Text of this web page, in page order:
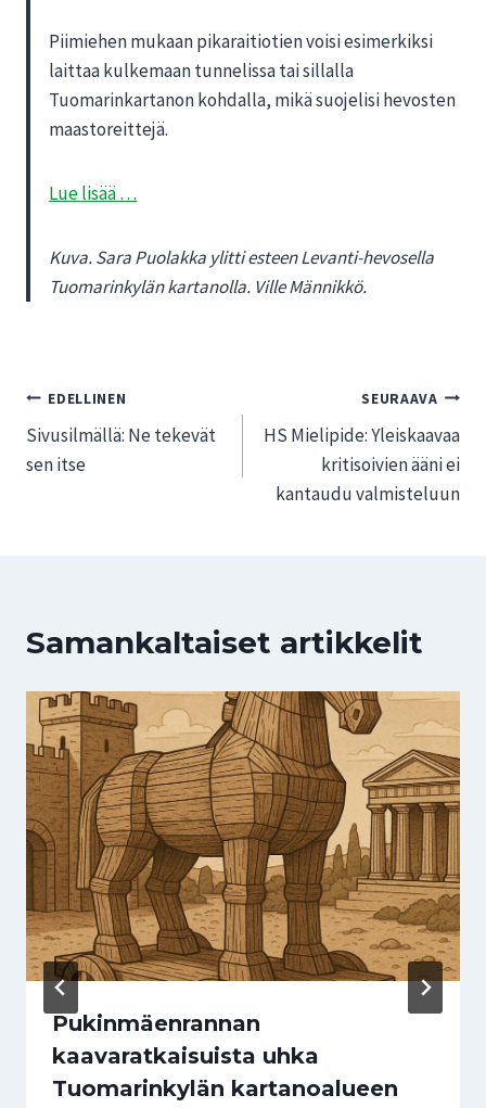
Piimiehen mukaan pikaraitiotien voisi esimerkiksi
laittaa kulkemaan tunnelissa tai sillalla
Tuomarinkartanon kohdalla, mikä suojelisi hevosten
maastoreittejä.
Lue lisää …
Kuva. Sara Puolakka ylitti esteen Levanti-hevosella
Tuomarinkylän kartanolla. Ville Männikkö.
Artikkelien
selaus
EDELLINEN
Sivusilmällä: Ne tekevät
sen itse
SEURAAVA
HS Mielipide: Yleiskaavaa
kritisoivien ääni ei
kantaudu valmisteluun
Samankaltaiset artikkelit
Pukinmäenrannan
kaavaratkaisuista uhka
Tuomarinkylän kartanoalueen